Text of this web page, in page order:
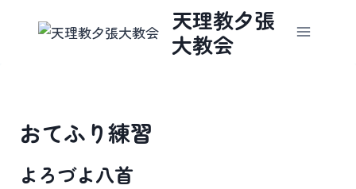
天理教夕張
大教会
おてふり練習
よろづよ八首